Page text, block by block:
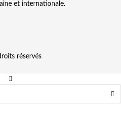
et internationale.
réservés